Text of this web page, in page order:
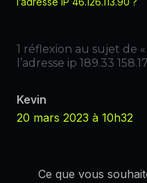
1 réflexion au sujet de
l’adresse ip 189.33
Kevin
20 mars 2023 à 10h32
Ce que vous